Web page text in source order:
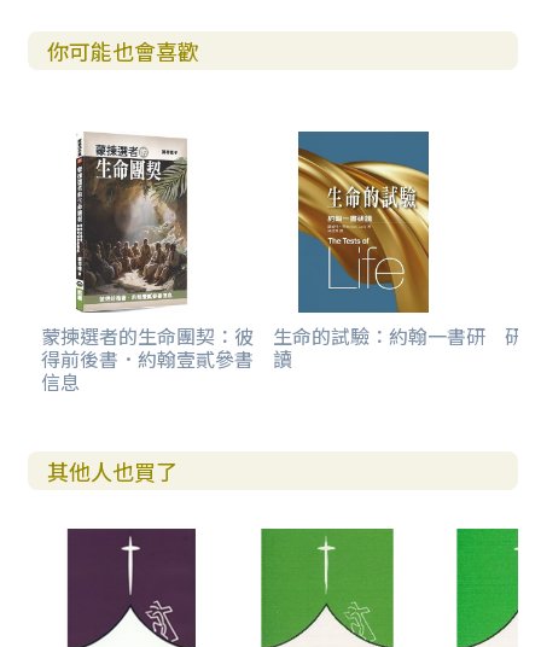
你可能也會喜歡
蒙揀選者的生命團契：彼
得前後書．約翰壹貳參書
信息
生命的試驗：約翰一書研
讀
研
其他人也買了